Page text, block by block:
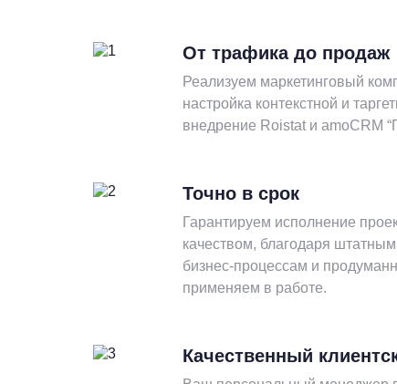
От трафика до продаж
Реализуем маркетинговый
настройка контекстной и
внедрение Roistat и amoCRM
Точно в срок
Гарантируем исполнение
качеством, благодаря
бизнес-процессам и
применяем в работе.
Качественный